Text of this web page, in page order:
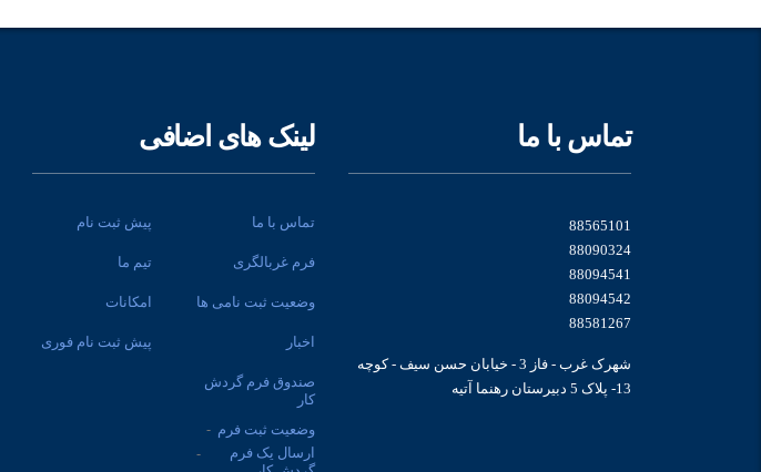
لینک های اضافی
تماس با ما پیش ثبت نام
فرم غربالگری تیم ما
وضعیت ثبت نامی ها امکانات
اخبار پیش ثبت نام فوری
صندوق فرم گردش
کار
وضعیت ثبت فرم
ارسال یک فرم
تماس با ما
88565101
88090324
88094541
88094542
88581267
شهرک غرب - فاز 3 - خیابان حسن سیف - کوچه
13- پلاک 5 دبیرستان رهنما آتیه